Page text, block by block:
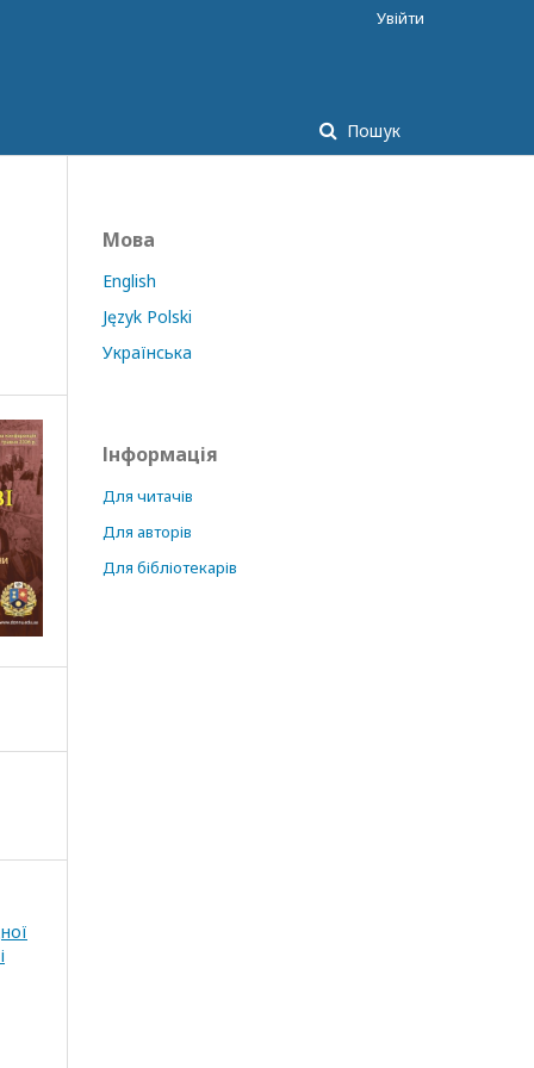
Пошук
Увійти
Мова
English
Język Polski
Українська
Інформація
Для читачів
Для авторів
Для бібліотекарів